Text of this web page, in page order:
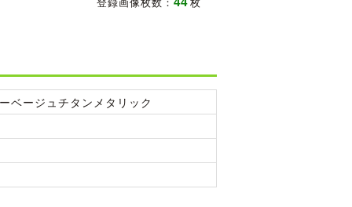
登録画像枚数： 枚
ベージュチタンメタリック